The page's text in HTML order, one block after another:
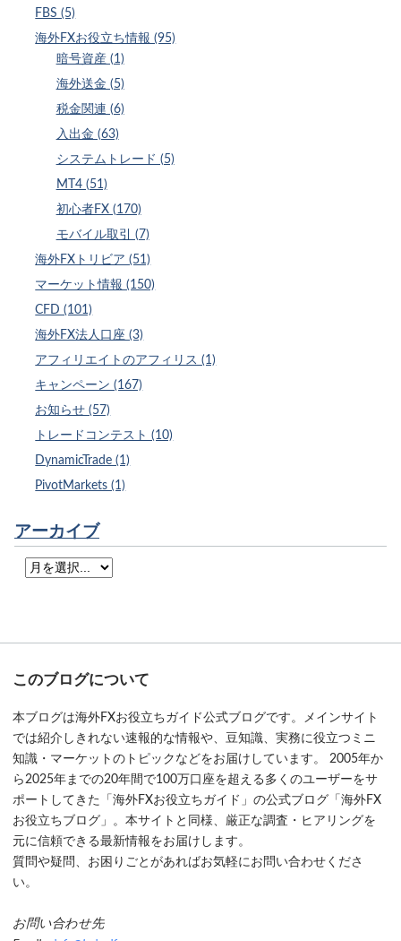
FBS (5)
海外FXお役立ち情報 (95)
暗号資産 (1)
海外送金 (5)
税金関連 (6)
入出金 (63)
システムトレード (5)
MT4 (51)
初心者FX (170)
モバイル取引 (7)
海外FXトリビア (51)
マーケット情報 (150)
CFD (101)
海外FX法人口座 (3)
アフィリエイトのアフィリス (1)
キャンペーン (167)
お知らせ (57)
トレードコンテスト (10)
DynamicTrade (1)
PivotMarkets (1)
アーカイブ
このブログについて
本ブログは海外FXお役立ちガイド公式ブログです。メインサイト
では紹介しきれない速報的な情報や、豆知識、実務に役立つミニ
知識・マーケットのトピックなどをお届けしています。 2005年か
ら2025年までの20年間で100万口座を超える多くのユーザーをサ
ポートしてきた「海外FXお役立ちガイド」の公式ブログ「海外FX
お役立ちブログ」。本サイトと同様、厳正な調査・ヒアリングを
元に信頼できる最新情報をお届けします。
質問や疑問、お困りごとがあればお気軽にお問い合わせくださ
い。
お問い合わせ先